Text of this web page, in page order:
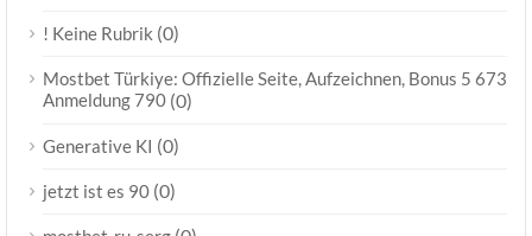
! Keine Rubrik (0)
Mostbet Türkiye: Offizielle Seite, Aufzeichnen, Bonus 5 673
Anmeldung 790 (0)
Generative KI (0)
jetzt ist es 90 (0)